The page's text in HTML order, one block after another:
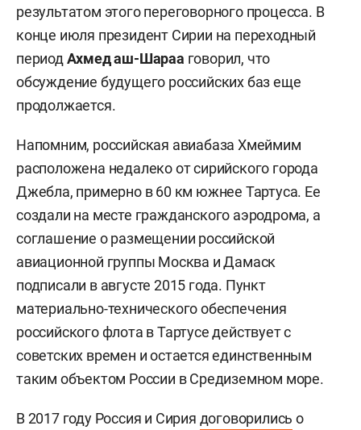
результатом этого переговорного процесса. В
конце июля президент Сирии на переходный
период Ахмед аш-Шараа говорил, что
обсуждение будущего российских баз еще
продолжается.
Напомним, российская авиабаза Хмеймим
расположена недалеко от сирийского города
Джебла, примерно в 60 км южнее Тартуса. Ее
создали на месте гражданского аэродрома, а
соглашение о размещении российской
авиационной группы Москва и Дамаск
подписали в августе 2015 года. Пункт
материально-технического обеспечения
российского флота в Тартусе действует с
советских времен и остается единственным
таким объектом России в Средиземном море.
В 2017 году Россия и Сирия договорились о